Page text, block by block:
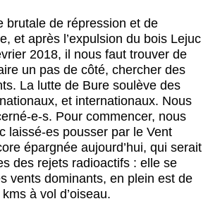
brutale de répression et de
et après l’expulsion du bois Lejuc
2018, il nous faut trouver de
un pas de côté, chercher des
La lutte de Bure soulève des
et internationaux. Nous
e-s. Pour commencer, nous
laissé-es pousser par le Vent
épargnée aujourd’hui, qui serait
des rejets radioactifs : elle se
vents dominants, en plein est de
à vol d’oiseau.